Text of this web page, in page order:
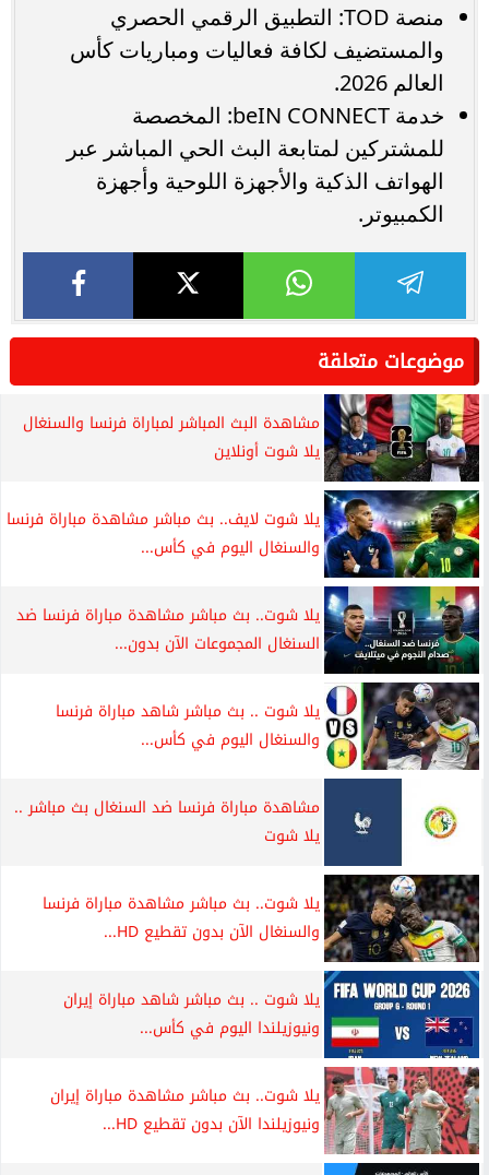
منصة TOD: التطبيق الرقمي الحصري
والمستضيف لكافة فعاليات ومباريات كأس
العالم 2026.
خدمة beIN CONNECT: المخصصة
للمشتركين لمتابعة البث الحي المباشر عبر
الهواتف الذكية والأجهزة اللوحية وأجهزة
الكمبيوتر.
موضوعات متعلقة
مشاهدة البث المباشر لمباراة فرنسا والسنغال
يلا شوت أونلاين
يلا شوت لايف.. بث مباشر مشاهدة مباراة فرنسا
والسنغال اليوم في كأس...
يلا شوت.. بث مباشر مشاهدة مباراة فرنسا ضد
السنغال المجموعات الآن بدون...
يلا شوت .. بث مباشر شاهد مباراة فرنسا
والسنغال اليوم في كأس...
مشاهدة مباراة فرنسا ضد السنغال بث مباشر ..
يلا شوت
يلا شوت.. بث مباشر مشاهدة مباراة فرنسا
والسنغال الآن بدون تقطيع HD...
يلا شوت .. بث مباشر شاهد مباراة إيران
ونيوزيلندا اليوم في كأس...
يلا شوت.. بث مباشر مشاهدة مباراة إيران
ونيوزيلندا الآن بدون تقطيع HD...